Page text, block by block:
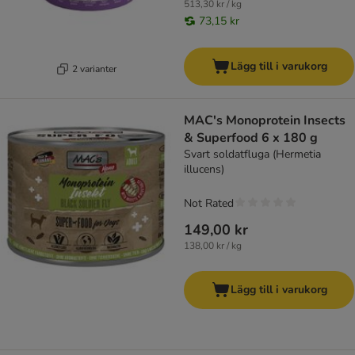
2 varianter
513,30 kr / kg
73,15 kr
Lägg till i varukorg
MAC's Monoprotein Insects
& Superfood 6 x 180 g
Svart soldatfluga (Hermetia
illucens)
149,00 kr
138,00 kr / kg
Not Rated
Lägg till i varukorg